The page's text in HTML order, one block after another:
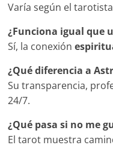
Varía según el
¿Funciona igual que
Sí, la conexión
¿Qué diferencia a
Su transparencia,
24/7.
¿Qué pasa si no me
El tarot muestra